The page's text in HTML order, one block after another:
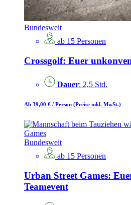
Bundesweit
ab 15 Personen
Crossgolf: Euer
Dauer: 2,5 Std.
Ab 39,00 € / Person (Preise inkl. MwSt.)
Bundesweit
ab 15 Personen
Urban Street Games:
Teamevent